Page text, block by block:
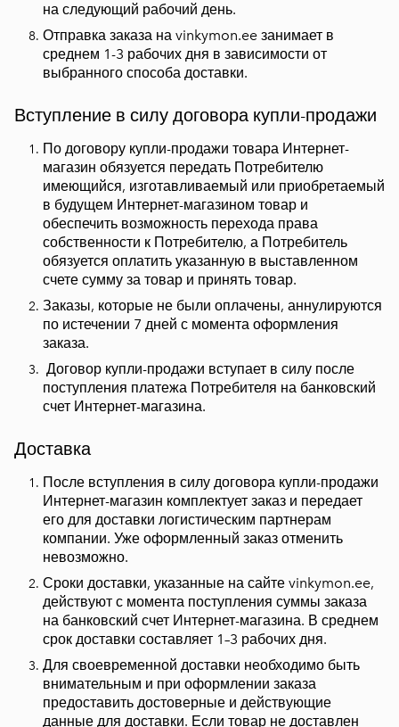
на следующий рабочий день.
Отправка заказа на vinkymon.ee занимает в
среднем 1-3 рабочих дня в зависимости от
выбранного способа доставки.
Вступление в силу договора купли-продажи
По договору купли-продажи товара Интернет-
магазин обязуется передать Потребителю
имеющийся, изготавливаемый или приобретаемый
в будущем Интернет-магазином товар и
обеспечить возможность перехода права
собственности к Потребителю, а Потребитель
обязуется оплатить указанную в выставленном
счете сумму за товар и принять товар.
Заказы, которые не были оплачены, аннулируются
по истечении 7 дней с момента оформления
заказа.
Договор купли-продажи вступает в силу после
поступления платежа Потребителя на банковский
счет Интернет-магазина.
Доставка
После вступления в силу договора купли-продажи
Интернет-магазин комплектует заказ и передает
его для доставки логистическим партнерам
компании. Уже оформленный заказ отменить
невозможно.
Сроки доставки, указанные на сайте vinkymon.ee,
действуют с момента поступления суммы заказа
на банковский счет Интернет-магазина. В среднем
срок доставки составляет 1–3 рабочих дня.
Для своевременной доставки необходимо быть
внимательным и при оформлении заказа
предоставить достоверные и действующие
данные для доставки. Если товар не доставлен